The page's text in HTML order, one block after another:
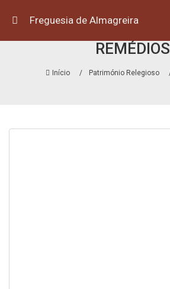
REMÉDIOS
Início Património Relegioso
Freguesia de Almagreira